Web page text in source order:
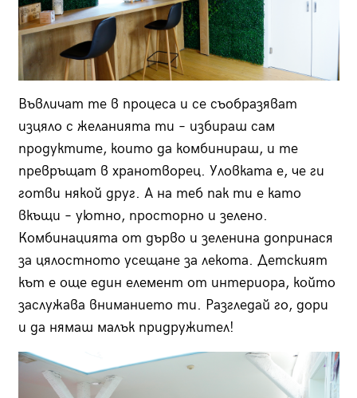
Въвличат те в процеса и се съобразяват
изцяло с желанията ти – избираш сам
продуктите, които да комбинираш, и те
превръщат в хранотворец. Уловката е, че ги
готви някой друг. А на теб пак ти е като
вкъщи – уютно, просторно и зелено.
Комбинацията от дърво и зеленина допринася
за цялостното усещане за лекота. Детският
кът е още един елемент от интериора, който
заслужава вниманието ти. Разгледай го, дори
и да нямаш малък придружител!